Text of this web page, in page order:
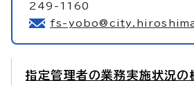
249-1160
fs-
指定管理者の業務実施状況の